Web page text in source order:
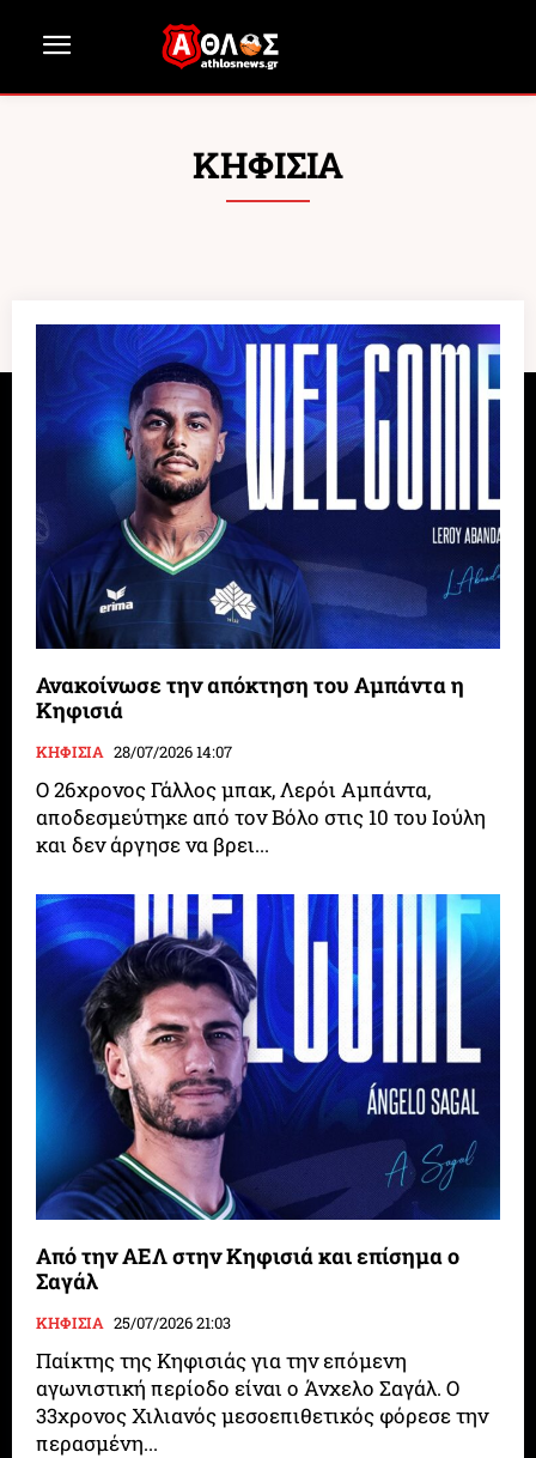
ΚΗΦΙΣΙΑ
Ανακοίνωσε την απόκτηση του Αμπάντα η
Κηφισιά
ΚΗΦΙΣΙΑ 28/07/2026 14:07
Ο 26χρονος Γάλλος μπακ, Λερόι Αμπάντα,
αποδεσμεύτηκε από τον Βόλο στις 10 του Ιούλη
και δεν άργησε να βρει...
Από την ΑΕΛ στην Κηφισιά και επίσημα ο
Σαγάλ
ΚΗΦΙΣΙΑ 25/07/2026 21:03
Παίκτης της Κηφισιάς για την επόμενη
αγωνιστική περίοδο είναι ο Άνχελο Σαγάλ. Ο
33χρονος Χιλιανός μεσοεπιθετικός φόρεσε την
περασμένη...